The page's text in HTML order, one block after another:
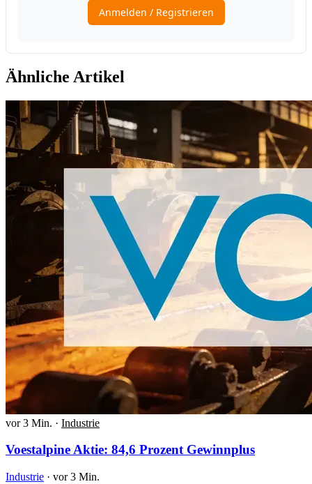
Ähnliche Artikel
vor 3 Min. · Industrie
Voestalpine Aktie: 84,6 Prozent Gewinnplus
Industrie · vor 3 Min.